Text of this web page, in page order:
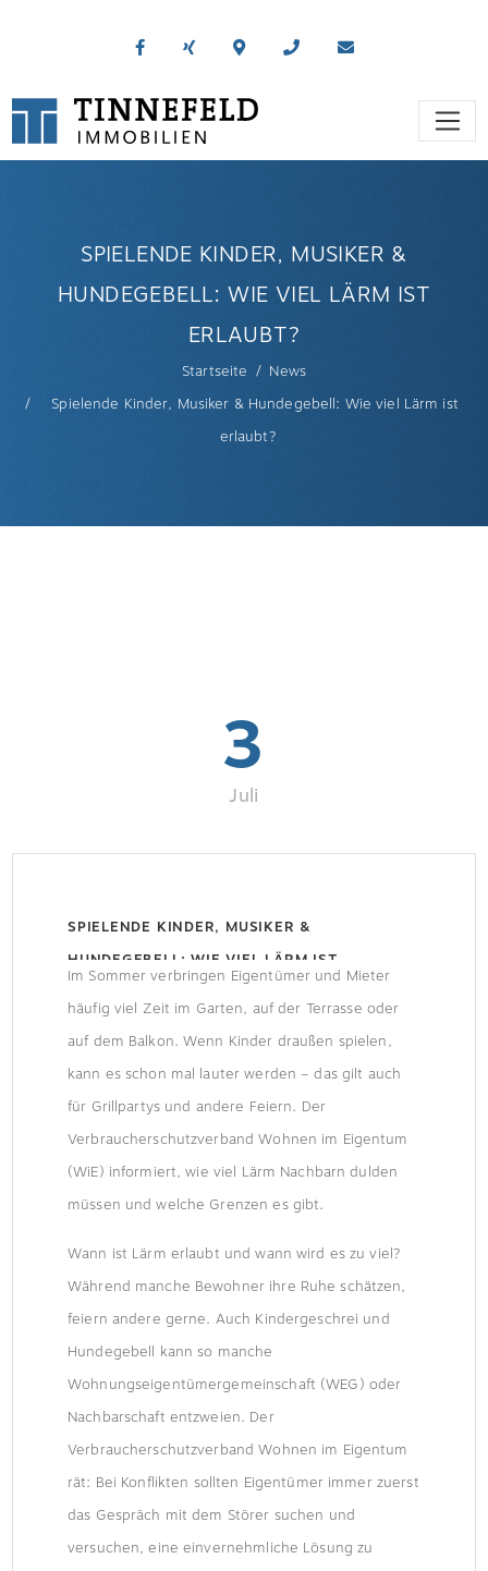
SPIELENDE KINDER, MUSIKER &
HUNDEGEBELL: WIE VIEL LÄRM IST
ERLAUBT?
Startseite
News
Spielende Kinder, Musiker & Hundegebell: Wie viel Lärm ist
erlaubt?
3
Juli
SPIELENDE KINDER, MUSIKER &
HUNDEGEBELL: WIE VIEL LÄRM IST
Im Sommer verbringen Eigentümer und Mieter
häufig viel Zeit im Garten, auf der Terrasse oder
auf dem Balkon. Wenn Kinder draußen spielen,
kann es schon mal lauter werden – das gilt auch
für Grillpartys und andere Feiern. Der
Verbraucherschutzverband Wohnen im Eigentum
(WiE) informiert, wie viel Lärm Nachbarn dulden
müssen und welche Grenzen es gibt.
Wann ist Lärm erlaubt und wann wird es zu viel?
Während manche Bewohner ihre Ruhe schätzen,
feiern andere gerne. Auch Kindergeschrei und
Hundegebell kann so manche
Wohnungseigentümergemeinschaft (WEG) oder
Nachbarschaft entzweien. Der
Verbraucherschutzverband Wohnen im Eigentum
rät: Bei Konflikten sollten Eigentümer immer zuerst
das Gespräch mit dem Störer suchen und
versuchen, eine einvernehmliche Lösung zu